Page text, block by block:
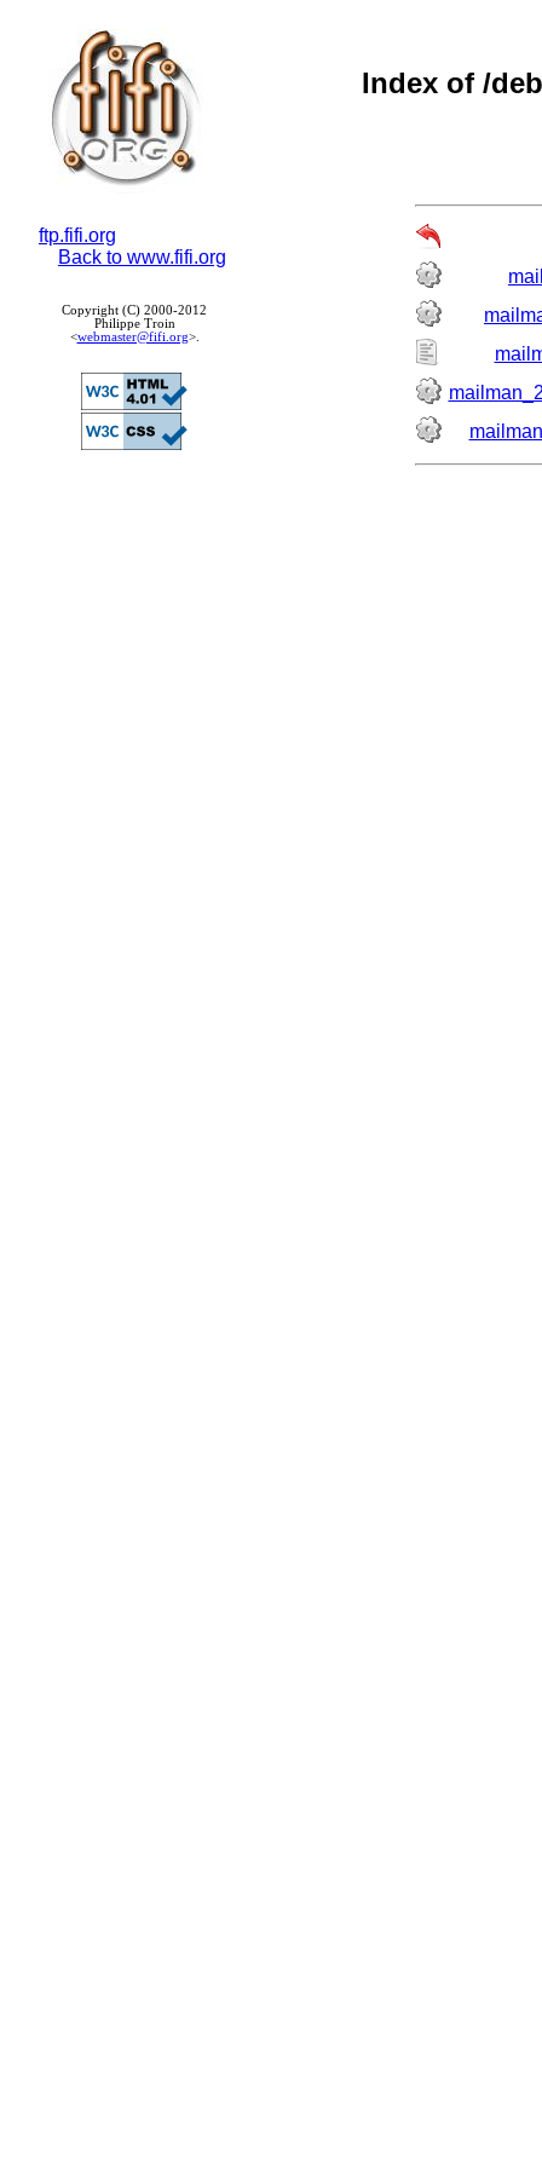
ftp.fifi.org
Back to www.fifi.org
Copyright (C) 2000-2012
Philippe Troin
<webmaster@fifi.org>.
Index of /